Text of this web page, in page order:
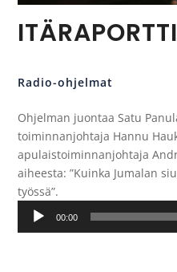
Radio-ohjelmat
Ohjelman juontaa Satu
toiminnanjohtaja Hannu
apulaistoiminnanjohtaja
aiheesta: ”Kuinka Jumalan
työssä”.
Äänitoistin
00:00